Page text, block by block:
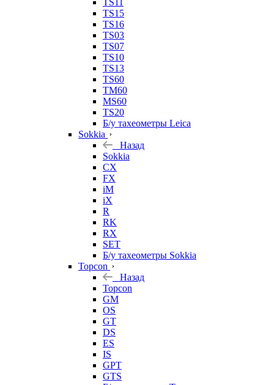
TS11
TS15
TS16
TS03
TS07
TS10
TS13
TS60
TM60
MS60
TS20
Б/у тахеометры Leica
Sokkia
Назад
Sokkia
CX
FX
iM
iX
R
RK
RX
SET
Б/у тахеометры Sokkia
Topcon
Назад
Topcon
GM
OS
GT
DS
ES
IS
GPT
GTS